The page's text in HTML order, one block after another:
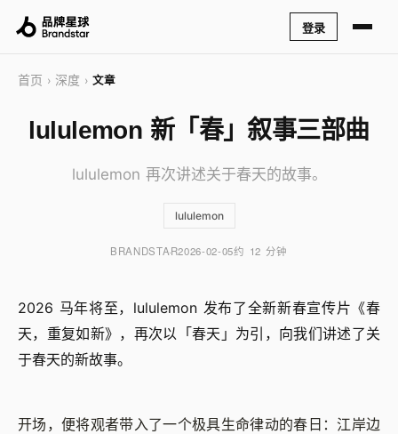
登录
首页 › 深度 › 文章
lululemon 新「春」叙事三部曲
lululemon 再次讲述关于春天的故事。
lululemon
BRANDSTAR2026-02-05约 12 分钟
2026 马年将至，lululemon 发布了全新新春宣传片《春
天，重复如新》，再次以「春天」为引，向我们讲述了关
于春天的新故事。
开场，便将观者带入了一个极具生命律动的春日：江岸边